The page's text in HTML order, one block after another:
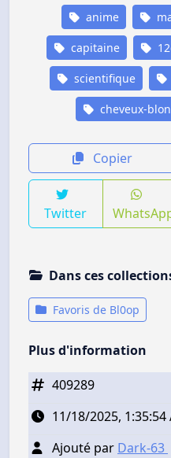
anime
capitaine
scientifique
cheveux-
Copier
Twitter
Dans ces
Favoris de Bl0op
Plus d'information
409289
11/18/2025, 1:35:54
Ajouté par Dark-63